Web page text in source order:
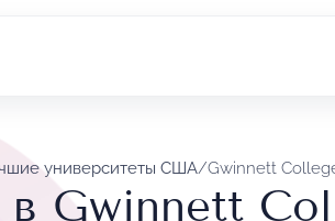
университеты США/Gwinnett
в Gwinnett